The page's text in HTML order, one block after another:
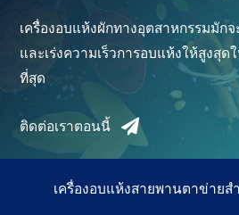
เครื่องอบแห้งผักทางอุตสาหกรรมมัก
และเร่งความเร็วการอบแห้งให้สูงสุ
ที่สุด
ติดต่อเราตอนนี้
เครื่องอบแห้งสายพานตาข่ายส